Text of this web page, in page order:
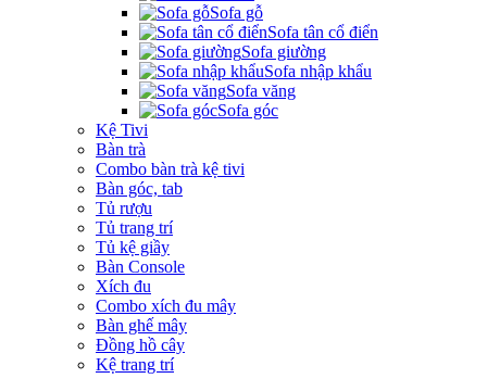
Sofa gỗ
Sofa tân cổ điển
Sofa giường
Sofa nhập khẩu
Sofa văng
Sofa góc
Kệ Tivi
Bàn trà
Combo bàn trà kệ tivi
Bàn góc, tab
Tủ rượu
Tủ trang trí
Tủ kệ giầy
Bàn Console
Xích đu
Combo xích đu mây
Bàn ghế mây
Đồng hồ cây
Kệ trang trí